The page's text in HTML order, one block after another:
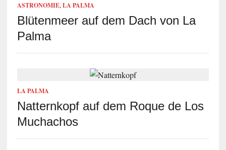
ASTRONOMIE, LA PALMA
Blütenmeer auf dem Dach von La
Palma
LA PALMA
Natternkopf auf dem Roque de Los
Muchachos